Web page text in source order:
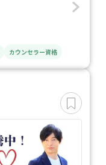
カウンセラー資格